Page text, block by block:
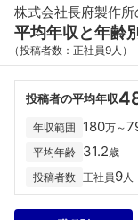
株式会社長府製作所
平均年収と年齢
（投稿者数：正社員9人）
投稿者の平均年収
年収範囲 180万～
平均年齢 31.2歳
投稿者数 正社員9人